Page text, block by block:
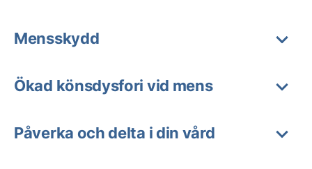
Mensskydd
Ökad könsdysfori vid mens
Påverka och delta i din vård